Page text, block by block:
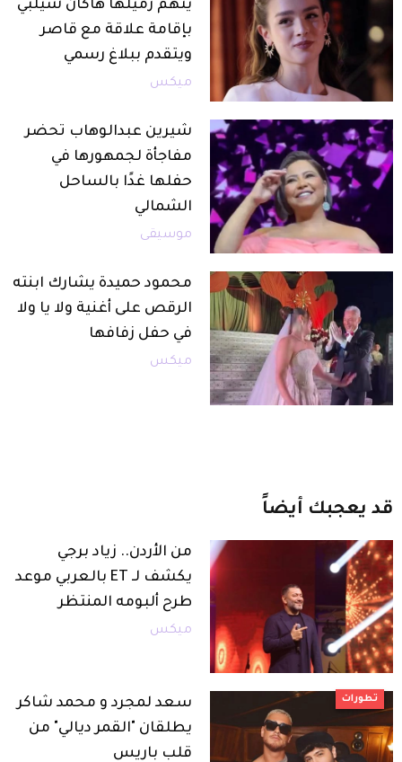
يتهم زميلها هاكان شيلبي
بإقامة علاقة مع قاصر
ويتقدم ببلاغ رسمي
ميكس
شيرين عبدالوهاب تحضر
مفاجأة لجمهورها في
حفلها غدًا بالساحل
الشمالي
موسيقى
محمود حميدة يشارك ابنته
الرقص على أغنية ولا يا ولا
في حفل زفافها
ميكس
قد يعجبك أيضاً
من الأردن.. زياد برجي
يكشف لـ ET بالعربي موعد
طرح ألبومه المنتظر
ميكس
تطورات
سعد لمجرد و محمد شاكر
يطلقان "القمر ديالي" من
قلب باريس